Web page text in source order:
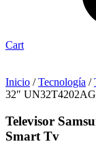
Cart
Inicio /Tecnología /
32″
Televisor
Smart Tv